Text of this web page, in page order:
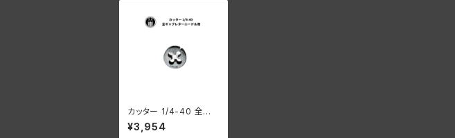
カッター 1/4-40 全キャ
ブレターニードル用 ハ
ーレーダビッドソン
¥3,954